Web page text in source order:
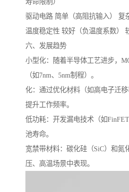
寿命限制）
驱动电路 简单（高阻抗输入） 复
温度稳定性 较好（负温度系数）
六、发展趋势
小型化：随着半导体工艺进步，
（如7nm、5nm制程）。
化：通过优化材料（如高电子迁移
提升工作频率。
低功耗：开发漏电技术（如
池寿命。
宽禁带材料：碳化硅（SiC）和氮
压、高温场景中表现。